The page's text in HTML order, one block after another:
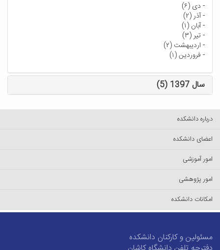
- دی (۶)
-آذر (۲)
-آبان (۱)
-تیر (۳)
- اردیبهشت (۲)
- فروردین (۱)
سال 1397 (5)
درباره دانشکده
اعضای دانشکده
امور آموزشی
امور پژوهشی
امکانات دانشکده
مسئولین و کارکنان دانشکده